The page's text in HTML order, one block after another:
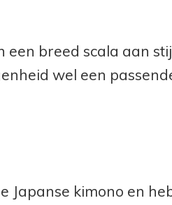
breed scala aan
wel een
Japanse kimono en